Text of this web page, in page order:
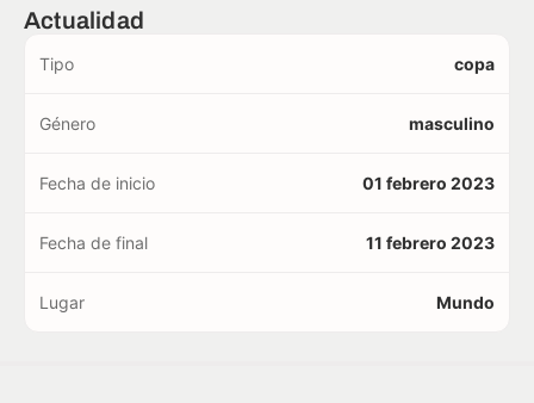
Actualidad
Tipo copa
Género masculino
Fecha de inicio 01 febrero 2023
Fecha de final 11 febrero 2023
Lugar Mundo